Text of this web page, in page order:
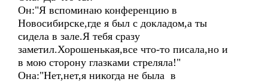
Он:"Я вспоминаю конференцию в
Новосибирске,где я был с докладом,а ты
сидела в зале.Я тебя сразу
заметил.Хорошенькая,все что-то писала,но и
в мою сторону глазками стреляла!"
Она:"Нет,нет,я никогда не была в